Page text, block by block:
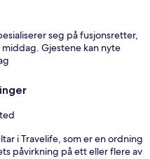
seg på fusjonsretter,
Gjestene kan nyte
i Travelife, som er en ordning
påvirkning på ett eller flere av